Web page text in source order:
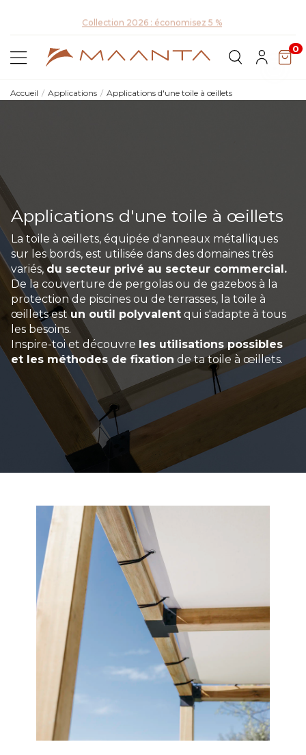
Collection 2026 : économisez 5 %
0
Accueil Applications Applications d'une toile à œillets
Applications d'une toile à œillets
La toile à œillets, équipée d'anneaux métalliques
sur les bords, est utilisée dans des domaines très
variés, du secteur privé au secteur commercial.
De la couverture de pergolas ou de gazebos à la
protection de piscines ou de terrasses, la toile à
œillets est un outil polyvalent qui s'adapte à tous
les besoins.
Inspire-toi et découvre les utilisations possibles
et les méthodes de fixation de ta toile à œillets.